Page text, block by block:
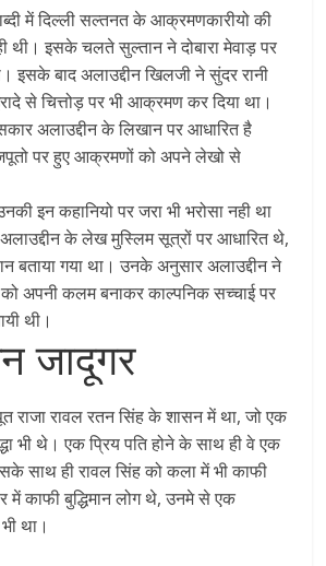
में दिल्ली सल्तनत के आक्रमणकारीयो की
थी। इसके चलते सुल्तान ने दोबारा मेवाड़ पर
इसके बाद अलाउद्दीन खिलजी ने सुंदर रानी
से चित्तोड़ पर भी आक्रमण कर दिया था।
अलाउद्दीन के लिखान पर आधारित है
पर हुए आक्रमणों को अपने लेखो से
इन कहानियो पर जरा भी भरोसा नही था
के लेख मुस्लिम सूत्रों पर आधारित थे,
बताया गया था। उनके अनुसार अलाउद्दीन ने
अपनी कलम बनाकर काल्पनिक सच्चाई पर
थी।
जादूगर
राजा रावल रतन सिंह के शासन में था, जो एक
भी थे। एक प्रिय पति होने के साथ ही वे एक
साथ ही रावल सिंह को कला में भी काफी
में काफी बुद्धिमान लोग थे, उनमे से एक
था।